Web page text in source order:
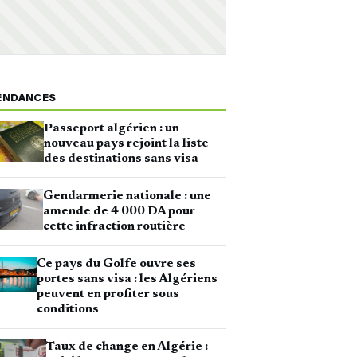
Passeport algérien : un
nouveau pays rejoint la liste
des destinations sans visa
Gendarmerie nationale : une
amende de 4 000 DA pour
cette infraction routière
Ce pays du Golfe ouvre ses
portes sans visa : les Algériens
peuvent en profiter sous
conditions
Taux de change en Algérie :